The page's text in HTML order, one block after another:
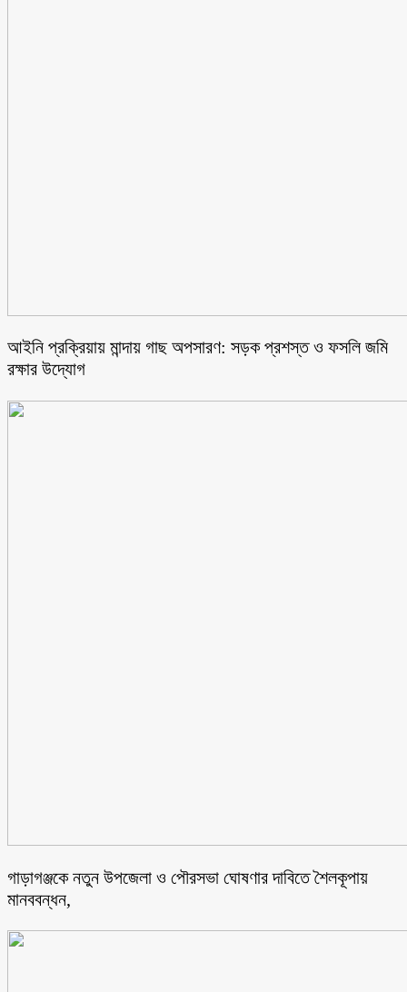
আইনি প্রক্রিয়ায় মান্দায় গাছ অপসারণ: সড়ক প্রশস্ত ও ফসলি জমি
রক্ষার উদ্যোগ
গাড়াগঞ্জকে নতুন উপজেলা ও পৌরসভা ঘোষণার দাবিতে শৈলকূপায়
মানববন্ধন,